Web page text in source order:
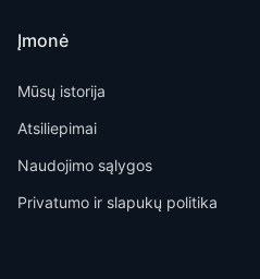
Įmonė
Mūsų istorija
Atsiliepimai
Naudojimo sąlygos
Privatumo ir slapukų politika